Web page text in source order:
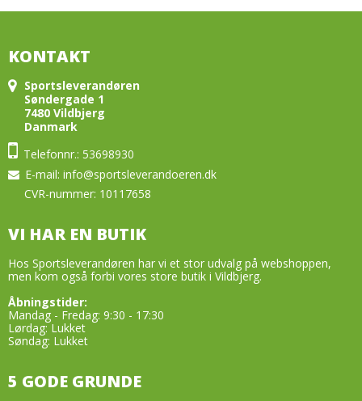
KONTAKT
Sportsleverandøren
Søndergade 1
7480 Vildbjerg
Danmark
Telefonnr.: 53698930
E-mail: info@sportsleverandoeren.dk
CVR-nummer: 10117658
VI HAR EN BUTIK
Hos Sportsleverandøren har vi et stor udvalg på webshoppen,
men kom også forbi vores store butik i Vildbjerg.
Åbningstider:
Mandag - Fredag: 9:30 - 17:30
Lørdag: Lukket
Søndag: Lukket
5 GODE GRUNDE